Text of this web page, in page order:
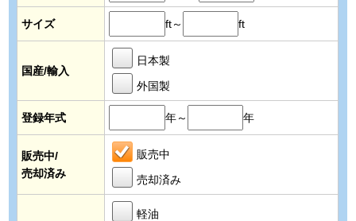
サイズ ft～ ft
国産/輸入
日本製
外国製
登録年式 年～ 年
販売中/
売却済み
販売中
売却済み
軽油